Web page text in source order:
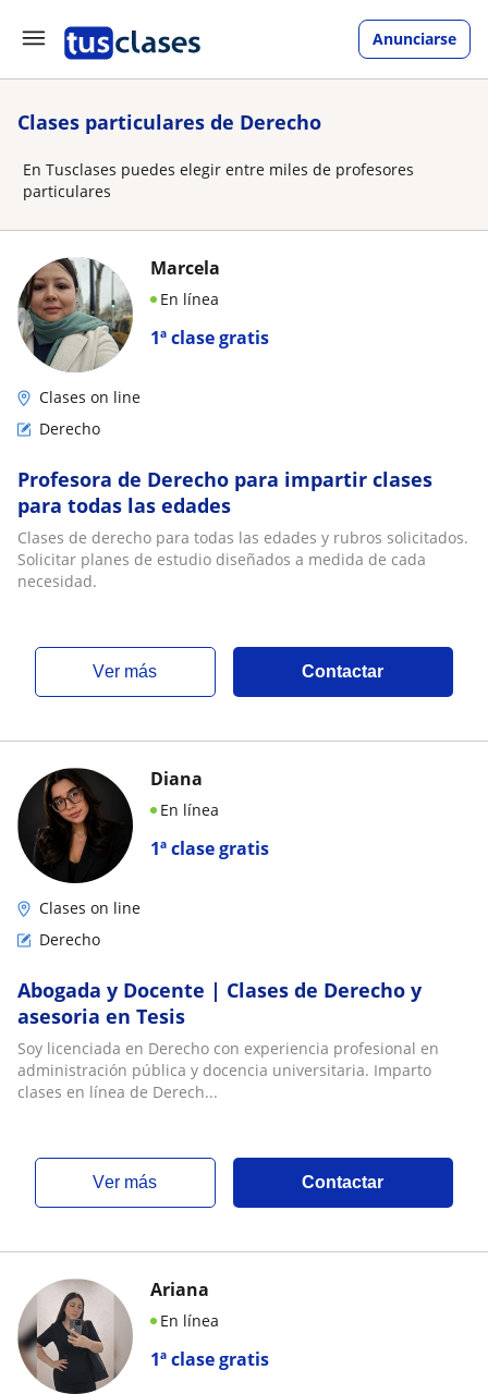
Anunciarse
Clases particulares de Derecho
En Tusclases puedes elegir entre miles de profesores
particulares
1ª clase gratis
Marcela
En línea
Clases on line
Derecho
Profesora de Derecho para impartir clases
para todas las edades
Clases de derecho para todas las edades y rubros solicitados.
Solicitar planes de estudio diseñados a medida de cada
necesidad.
ver más Contactar
1ª clase gratis
Diana
En línea
Clases on line
Derecho
Abogada y Docente | Clases de Derecho y
asesoria en Tesis
Soy licenciada en Derecho con experiencia profesional en
administración pública y docencia universitaria. Imparto
clases en línea de Derech...
ver más Contactar
1ª clase gratis
Ariana
En línea